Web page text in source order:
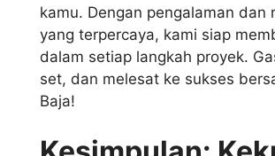
kamu. Dengan pengalaman dan
yang terpercaya, kami siap
dalam setiap langkah proyek.
set, dan melesat ke sukses
Baja!